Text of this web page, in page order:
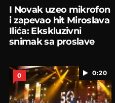
I Novak uzeo mikrofon
i zapevao hit Miroslava
Ilića: Ekskluzivni
snimak sa proslave
0:20
0